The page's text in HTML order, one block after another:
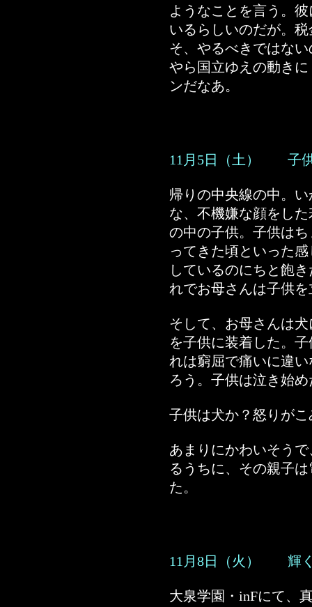
ようなことを言う。
いるらしいのだが。
そ、やるべきではな
やら国立ゆえの動き
ンだなあ。
11月5日（土） 子供
帰りの中央線の中。
な、不機嫌な顔をし
の中の子供。子供は
ってきた頃といった
しているのにちと飽
れでお母さんは子供
そして、お母さんは
を子供に装着した。
れは窮屈で痛いに違
ろう。子供は泣き始め
子供は犬か？怒りが
あまりにかわいそう
るうちに、その親子
た。
11月8日（火） 輝
大泉学園・inFにて、